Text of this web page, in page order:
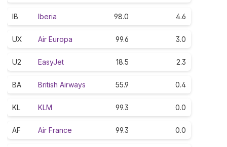
IB Iberia 98.0 4.6
UX Air Europa 99.6 3.0
U2 EasyJet 18.5 2.3
BA British Airways 55.9 0.4
KL KLM 99.3 0.0
AF Air France 99.3 0.0